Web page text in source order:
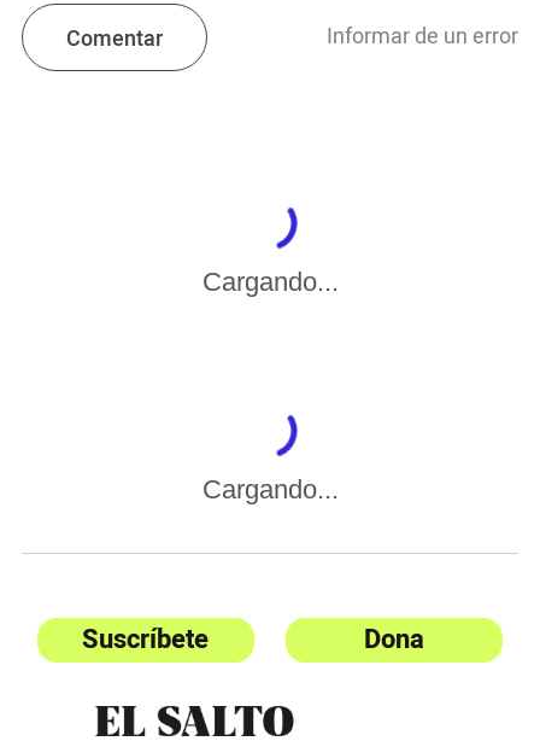
Comentar Informar de un error
Cargando...
Cargando...
Suscríbete Dona